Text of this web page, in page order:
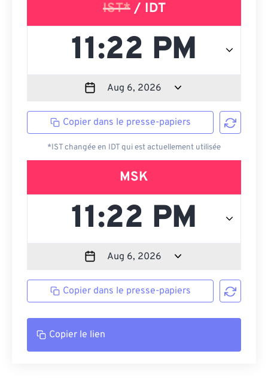
IST*/ IDT
Copier dans le presse-papiers
*IST changée en IDT qui est actuellement utilisée
MSK
Copier dans le presse-papiers
Copier le lien